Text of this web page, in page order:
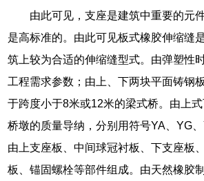
由此可见，支座是建筑中重要的元
是高标准的。由此可见板式橡胶伸缩缝
筑上较为合适的伸缩缝型式。由弹塑性
工程需求参数；由上、下两块平面铸钢
于跨度小于8米或12米的梁式桥。由上式
桥墩的质量导纳，分别用符号YA、YG、
由上支座板、中间球冠衬板、下支座板
板、锚固螺栓等部件组成。由天然橡胶